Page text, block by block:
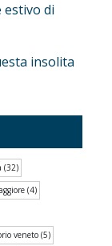
estivo di
insolita
(32)
(4)
veneto (5)